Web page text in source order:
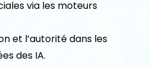
via les moteurs
et l’autorité dans les
des IA.